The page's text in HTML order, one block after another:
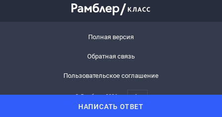
НАПИСАТЬ ОТВЕТ
Полная версия
Обратная связь
Пользовательское соглашение
© Рамблер,2026 6+